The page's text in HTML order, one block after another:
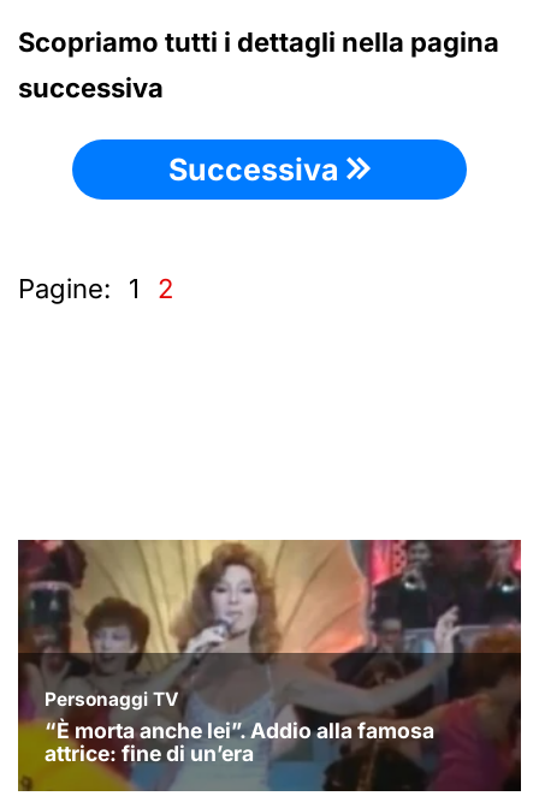
Scopriamo tutti i dettagli nella pagina
successiva
Successiva
Pagine: 1 2